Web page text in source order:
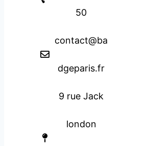
50
contact@ba
dgeparis.fr
9 rue Jack
london